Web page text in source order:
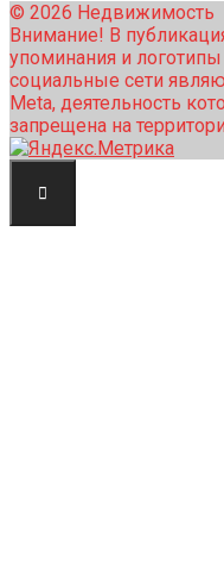
© 2026 Недвижимость
Внимание! В
упоминания и
социальные сети
Meta, деятельность
запрещена на